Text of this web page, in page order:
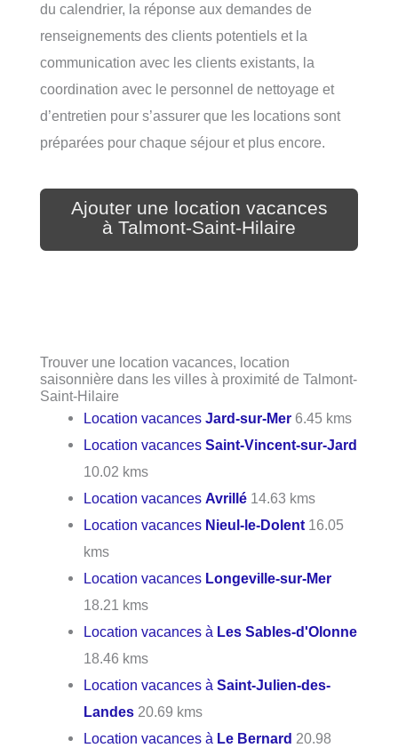
du calendrier, la réponse aux demandes de
renseignements des clients potentiels et la
communication avec les clients existants, la
coordination avec le personnel de nettoyage et
d’entretien pour s’assurer que les locations sont
préparées pour chaque séjour et plus encore.
Ajouter une location vacances
à Talmont-Saint-Hilaire
Trouver une location vacances, location
saisonnière dans les villes à proximité de Talmont-
Saint-Hilaire
Location vacancesJard-sur-Mer 6.45 kms
Location vacancesSaint-Vincent-sur-Jard
10.02 kms
Location vacancesAvrillé 14.63 kms
Location vacances Nieul-le-Dolent 16.05
kms
Location vacances Longeville-sur-Mer
18.21 kms
Location vacances à Les Sables-d'Olonne
18.46 kms
Location vacances àSaint-Julien-des-
Landes 20.69 kms
Location vacances à Le Bernard 20.98